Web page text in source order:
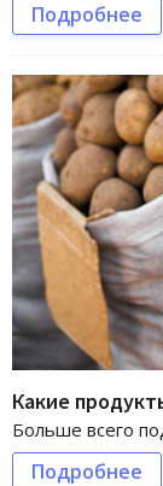
Подробнее
Какие
Больше всего
Подробнее